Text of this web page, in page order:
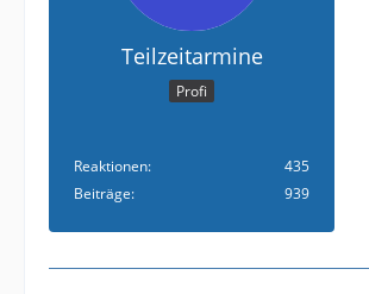
Teilzeitarmine
Profi
Reaktionen
435
Beiträge
939